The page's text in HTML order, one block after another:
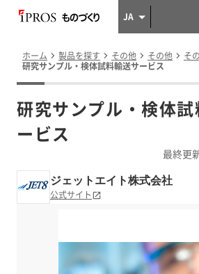
JA
ホーム 製品を探す その他 その他
そ
研究サンプル・検体試料輸送サービス
研究サンプル・検体
ービス
最終更
ジェットエイト株式会社
公式サイト